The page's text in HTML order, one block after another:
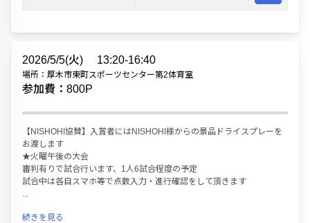
2026/5/5(火) 13:20-16:40
場所：厚木市東町スポーツセンター第2体育室
参加費：800P
【NISHOHI協賛】入賞者にはNISHOHI様からの景品ドライスプレーを
お渡します
★火曜午後の大会
審判有りで試合行います、1人6試合程度の予定
試合中は各自スマホ等で点数入力・進行確認をして頂きます
...
続きを見る